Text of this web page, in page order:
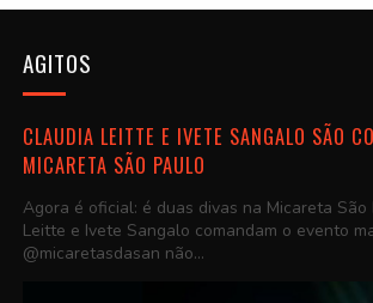
AGITOS
CLAUDIA LEITTE E IVETE SANGALO SÃO
MICARETA SÃO PAULO
Agora é oficial: é duas divas na Micareta São
Leitte e Ivete Sangalo comandam o evento
@micaretasdasan não...